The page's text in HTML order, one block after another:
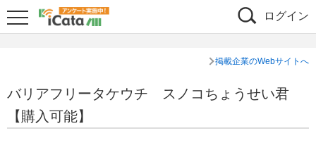
ログイン
掲載企業のWebサイトへ
バリアフリータケウチ スノコちょうせい君
【購入可能】